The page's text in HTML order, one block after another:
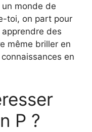
monde de
toi, on part pour
des
même briller en
en
P ?